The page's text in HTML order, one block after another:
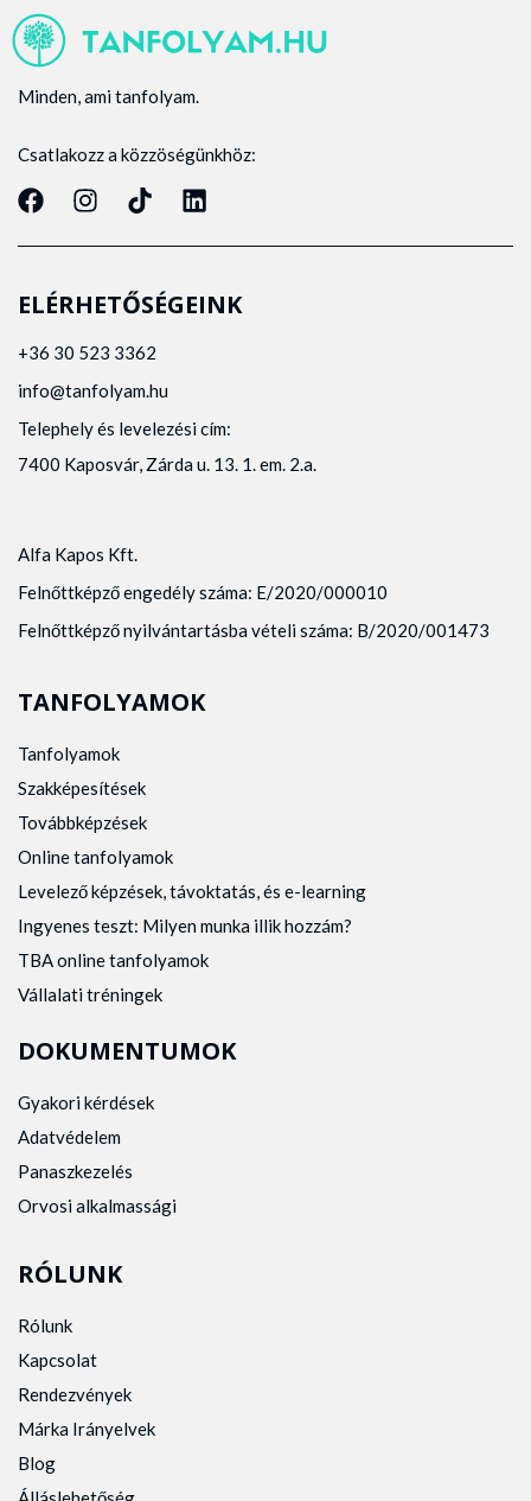
Minden, ami tanfolyam.
Csatlakozz a közzöségünkhöz:
ELÉRHETŐSÉGEINK
+36 30 523 3362
info@tanfolyam.hu
Telephely és levelezési cím:
7400 Kaposvár, Zárda u. 13. 1. em. 2.a.
Alfa Kapos Kft.
Felnőttképző engedély száma: E/2020/000010
Felnőttképző nyilvántartásba vételi száma: B/2020/001473
TANFOLYAMOK
Tanfolyamok
Szakképesítések
Továbbképzések
Online tanfolyamok
Levelező képzések, távoktatás, és e-learning
Ingyenes teszt: Milyen munka illik hozzám?
TBA online tanfolyamok
Vállalati tréningek
DOKUMENTUMOK
Gyakori kérdések
Adatvédelem
Panaszkezelés
Orvosi alkalmassági
RÓLUNK
Rólunk
Kapcsolat
Rendezvények
Márka Irányelvek
Blog